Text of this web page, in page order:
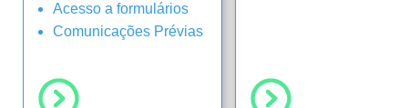
Acesso a formulários
Comunicações Prévias